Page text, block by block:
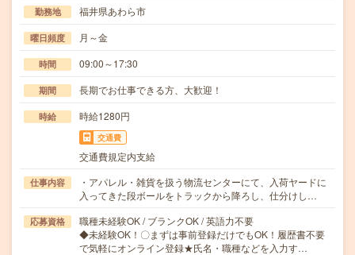
勤務地 福井県あわら市
曜日頻度 月～金
時間 09:00～17:30
期間 長期でお仕事できる方、大歓迎！
時給 時給1280円
交通費
交通費規定内支給
仕事内容
・アパレル・雑貨を扱う物流センターにて、入荷ヤードに
入ってきた段ボールをトラックから降ろし、仕分けし…
応募資格
職種未経験OK / ブランクOK / 英語力不要
◆未経験OK！〇まずは事前登録だけでもOK！履歴書不要
で気軽にオンライン登録★氏名・職種などを入力す…